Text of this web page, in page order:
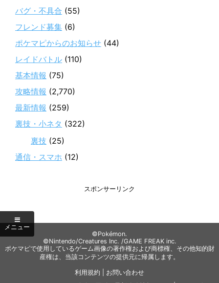
バグ・不具合 (55)
フレンド募集 (6)
ポケマピからのお知らせ (44)
レイドバトル (110)
基本情報 (75)
攻略情報 (2,770)
最新情報 (259)
裏技・小ネタ (322)
裏技 (25)
通信・スマホ (12)
スポンサーリンク
©Pokémon.
©Nintendo/Creatures Inc. /GAME FREAK inc.
ポケマピで使用しているゲーム画像の著作権および商標権、その他知的財
産権は、当該コンテンツの提供元に帰属します。
利用規約
お問い合わせ